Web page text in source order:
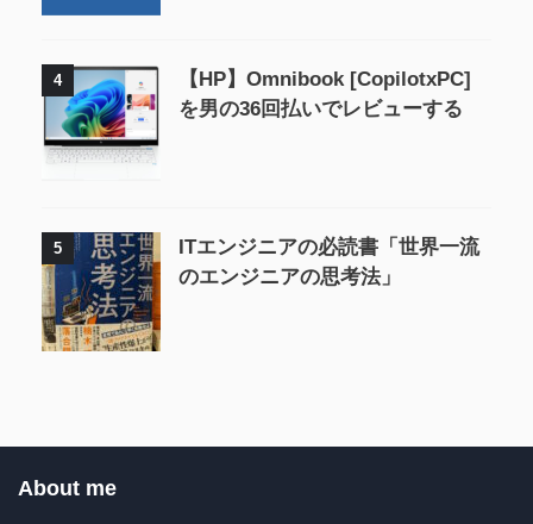
4
【HP】Omnibook [CopilotxPC]
を男の36回払いでレビューする
5
ITエンジニアの必読書「世界一流
のエンジニアの思考法」
About me